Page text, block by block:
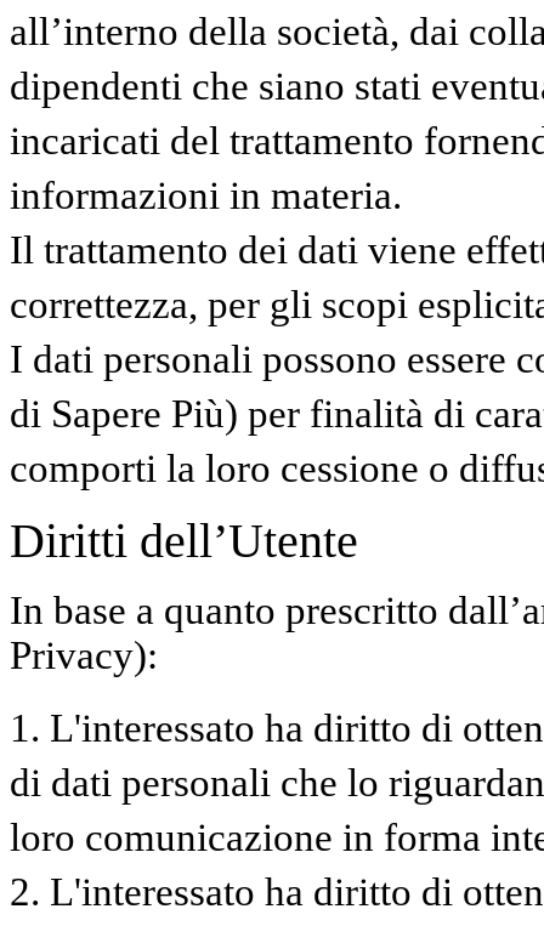
all’interno della società, dai
dipendenti che siano stati
incaricati del trattamento
informazioni in materia.
Il trattamento dei dati viene
correttezza, per gli scopi
I dati personali possono essere
di Sapere Più) per finalità di
comporti la loro cessione o
Diritti dell’Utente
In base a quanto prescritto
Privacy):
1. L'interessato ha diritto di
di dati personali che lo
loro comunicazione in forma
2. L'interessato ha diritto di